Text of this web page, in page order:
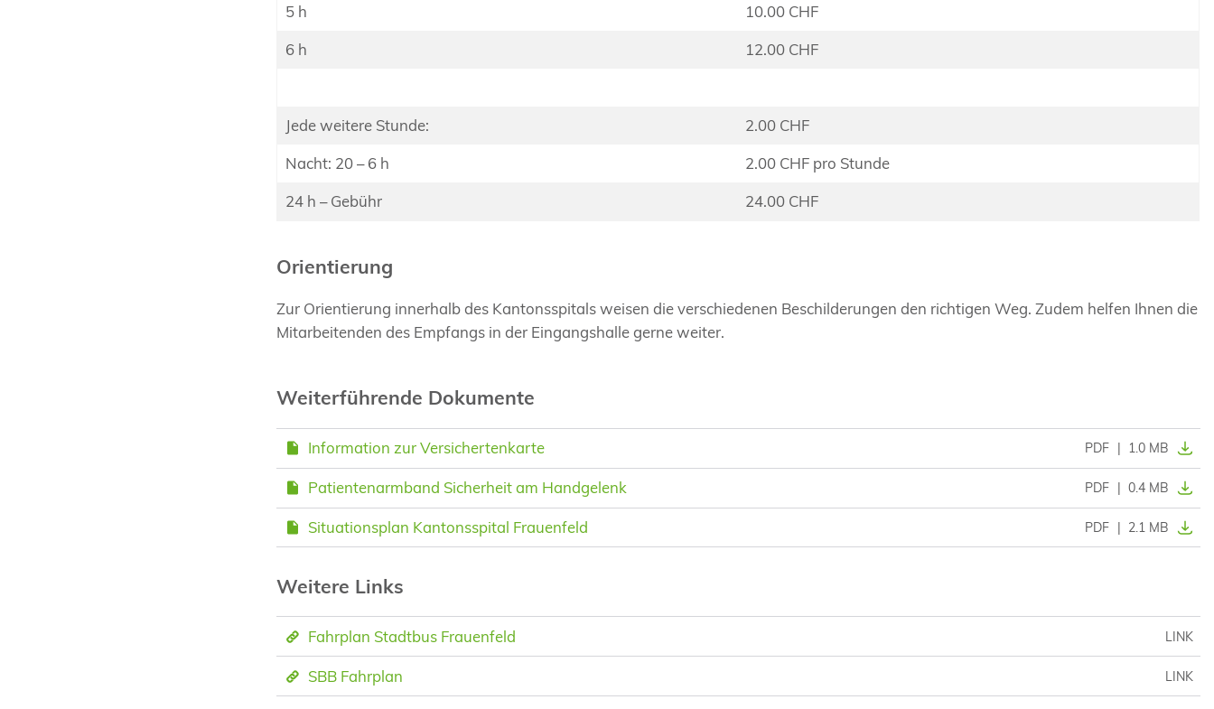
5 h
10.00 CHF
6 h
12.00 CHF
Jede weitere Stunde:
2.00 CHF
Nacht: 20 – 6 h
2.00 CHF pro Stunde
24 h – Gebühr
24.00 CHF
Orientierung
Zur Orientierung innerhalb des Kantonsspitals weisen die verschiedenen Beschilderungen den richtigen Weg. Zudem helfen Ihnen die
Mitarbeitenden des Empfangs in der Eingangshalle gerne weiter.
Weiterführende Dokumente
Information zur Versichertenkarte PDF | 1.0 MB
Patientenarmband Sicherheit am Handgelenk PDF | 0.4 MB
Situationsplan Kantonsspital Frauenfeld PDF | 2.1 MB
Weitere Links
Fahrplan Stadtbus Frauenfeld LINK
SBB Fahrplan LINK